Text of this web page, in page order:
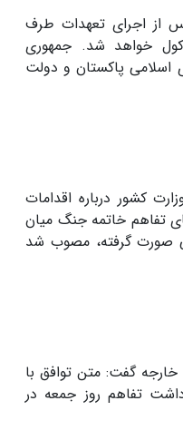
از اجرای تعهدات طرف
خواهد شد. جمهوری
اسلامی پاکستان و دولت
کشور درباره اقدامات
تفاهم خاتمه جنگ میان
صورت گرفته، مصوب شد
گفت: متن توافق با
تفاهم روز جمعه در